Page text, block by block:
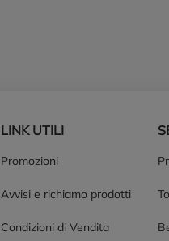
LINK UTILI
Promozioni
Avvisi e richiamo prodotti
Condizioni di Vendita